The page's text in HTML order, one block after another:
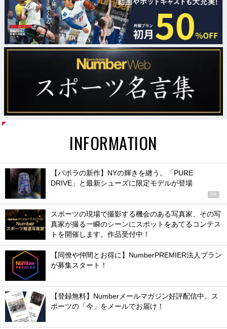
INFORMATION
【バボラの新作】NYの輝きを纏う。「PURE
DRIVE」と最新シューズに限定モデルが登場
PR
スポーツの現場で撮影する機会のある写真家、その写
真家が撮る一瞬のシーンにスポットをあてるコンテス
トを開催します。作品受付中！
【同僚や仲間とお得に】NumberPREMIER法人プラン
が募集スタート！
【登録無料】Numberメールマガジン好評配信中。ス
ポーツの「今」をメールでお届け！